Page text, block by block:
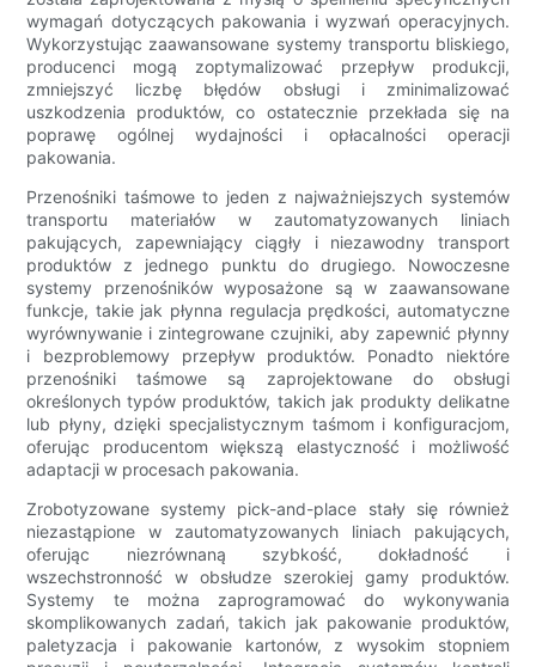
wymagań dotyczących pakowania i wyzwań operacyjnych.
Wykorzystując zaawansowane systemy transportu bliskiego,
producenci mogą zoptymalizować przepływ produkcji,
zmniejszyć liczbę błędów obsługi i zminimalizować
uszkodzenia produktów, co ostatecznie przekłada się na
poprawę ogólnej wydajności i opłacalności operacji
pakowania.
Przenośniki taśmowe to jeden z najważniejszych systemów
transportu materiałów w zautomatyzowanych liniach
pakujących, zapewniający ciągły i niezawodny transport
produktów z jednego punktu do drugiego. Nowoczesne
systemy przenośników wyposażone są w zaawansowane
funkcje, takie jak płynna regulacja prędkości, automatyczne
wyrównywanie i zintegrowane czujniki, aby zapewnić płynny
i bezproblemowy przepływ produktów. Ponadto niektóre
przenośniki taśmowe są zaprojektowane do obsługi
określonych typów produktów, takich jak produkty delikatne
lub płyny, dzięki specjalistycznym taśmom i konfiguracjom,
oferując producentom większą elastyczność i możliwość
adaptacji w procesach pakowania.
Zrobotyzowane systemy pick-and-place stały się również
niezastąpione w zautomatyzowanych liniach pakujących,
oferując niezrównaną szybkość, dokładność i
wszechstronność w obsłudze szerokiej gamy produktów.
Systemy te można zaprogramować do wykonywania
skomplikowanych zadań, takich jak pakowanie produktów,
paletyzacja i pakowanie kartonów, z wysokim stopniem